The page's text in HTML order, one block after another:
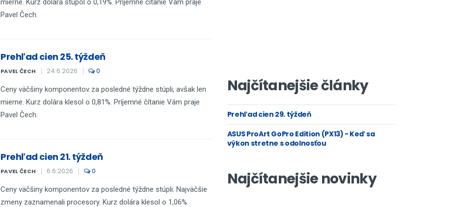
mierne. Kurz dolára stúpol o 0,19%. Príjemné čítanie Vám praje
Pavel Čech.
Prehľad cien 25. týždeň
PAVEL ČECH 24.6.2026 0
Ceny väčšiny komponentov za posledné týždne stúpli, avšak len
mierne. Kurz dolára klesol o 0,81%. Príjemné čítanie Vám praje
Pavel Čech.
Prehľad cien 21. týždeň
PAVEL ČECH 6.6.2026 0
Ceny väčšiny komponentov za posledné týždne stúpli. Najväčšie
zmeny zaznamenali procesory. Kurz dolára klesol o 1,06%.
Najčítanejšie články
Prehľad cien 29. týždeň
ASUS ProArt GoPro Edition (PX13) - Keď sa
výkon stretne s odolnosťou
Najčítanejšie novinky